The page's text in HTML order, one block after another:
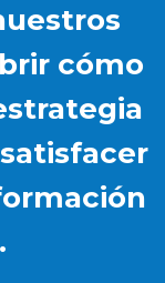
cómo